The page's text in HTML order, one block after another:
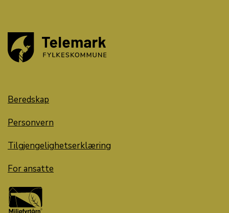
Beredskap
Personvern
Tilgjengelighetserklæring
For ansatte